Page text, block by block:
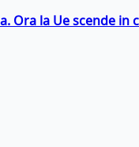
Ora la Ue scende